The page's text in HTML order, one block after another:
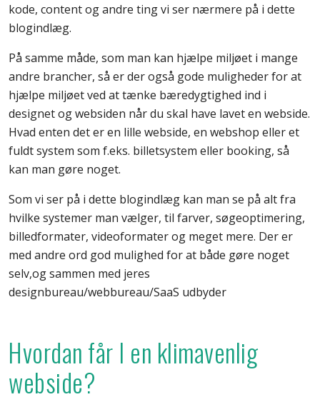
kode, content og andre ting vi ser nærmere på i dette
blogindlæg.
På samme måde, som man kan hjælpe miljøet i mange
andre brancher, så er der også gode muligheder for at
hjælpe miljøet ved at tænke bæredygtighed ind i
designet og websiden når du skal have lavet en webside.
Hvad enten det er en lille webside, en webshop eller et
fuldt system som f.eks. billetsystem eller booking, så
kan man gøre noget.
Som vi ser på i dette blogindlæg kan man se på alt fra
hvilke systemer man vælger, til farver, søgeoptimering,
billedformater, videoformater og meget mere. Der er
med andre ord god mulighed for at både gøre noget
selv,og sammen med jeres
designbureau/webbureau/SaaS udbyder
Hvordan får I en klimavenlig
webside?